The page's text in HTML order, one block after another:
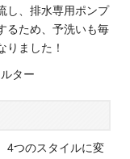
し、排水専用ポンプ
るため、予洗いも毎
りました！
4つのスタイルに変